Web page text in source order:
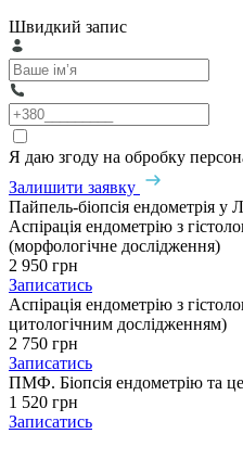
Швидкий запис
Я даю згоду на обробку
Залишити заявку
Пайпель-біопсія ендометрія у
Аспірація ендометрію з
(морфологічне дослідження)
2 950 грн
Записатись
Аспірація ендометрію з
цитологічним дослідженням)
2 750 грн
Записатись
ПМФ. Біопсія ендометрію та
1 520 грн
Записатись